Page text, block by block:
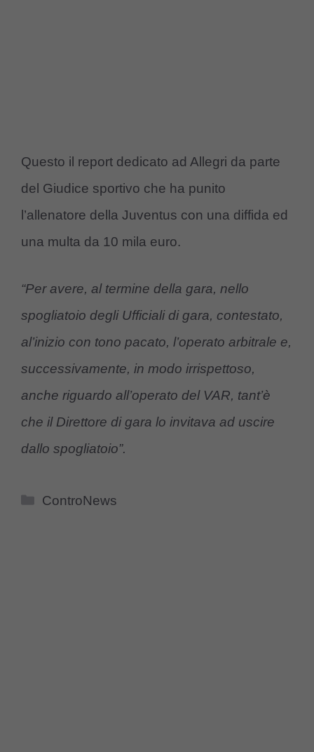
Questo il report dedicato ad Allegri da parte
del Giudice sportivo che ha punito
l’allenatore della Juventus con una diffida ed
una multa da 10 mila euro.
“Per avere, al termine della gara, nello
spogliatoio degli Ufficiali di gara, contestato,
al’inizio con tono pacato, l’operato arbitrale e,
successivamente, in modo irrispettoso,
anche riguardo all’operato del VAR, tant’è
che il Direttore di gara lo invitava ad uscire
dallo spogliatoio”.
Categorie
ControNews